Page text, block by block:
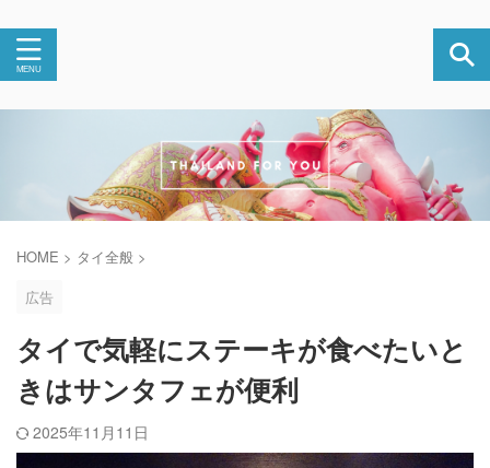
HOME > タイ全般 >
広告
タイで気軽にステーキが食べたいと
きはサンタフェが便利
2025年11月11日